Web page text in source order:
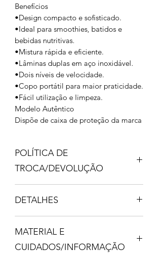
Benefícios
•Design compacto e sofisticado.
•Ideal para smoothies, batidos e
bebidas nutritivas.
•Mistura rápida e eficiente.
•Lâminas duplas em aço inoxidável.
•Dois níveis de velocidade.
•Copo portátil para maior praticidade.
•Fácil utilização e limpeza.
Modelo Autêntico
Dispõe de caixa de proteção da marca
POLÍTICA DE
TROCA/DEVOLUÇÃO
DO SEU PEDIDO, CASO PRECISE
DENTRO DE 2 DIAS UTEIS. (48h)
OBS: NÃO ACEITAMOS
DETALHES
• Marca: Smeg
• Tipo: Personal Blender
MATERIAL E
CUIDADOS/INFORMAÇÃO